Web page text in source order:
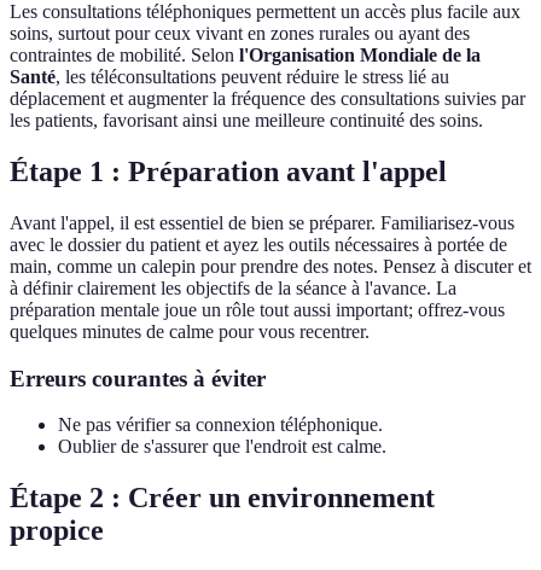
Les consultations téléphoniques permettent un accès plus facile aux
soins, surtout pour ceux vivant en zones rurales ou ayant des
contraintes de mobilité. Selon l'Organisation Mondiale de la
Santé, les téléconsultations peuvent réduire le stress lié au
déplacement et augmenter la fréquence des consultations suivies par
les patients, favorisant ainsi une meilleure continuité des soins.
Étape 1 : Préparation avant l'appel
Avant l'appel, il est essentiel de bien se préparer. Familiarisez-vous
avec le dossier du patient et ayez les outils nécessaires à portée de
main, comme un calepin pour prendre des notes. Pensez à discuter et
à définir clairement les objectifs de la séance à l'avance. La
préparation mentale joue un rôle tout aussi important; offrez-vous
quelques minutes de calme pour vous recentrer.
Erreurs courantes à éviter
Ne pas vérifier sa connexion téléphonique.
Oublier de s'assurer que l'endroit est calme.
Étape 2 : Créer un environnement
propice